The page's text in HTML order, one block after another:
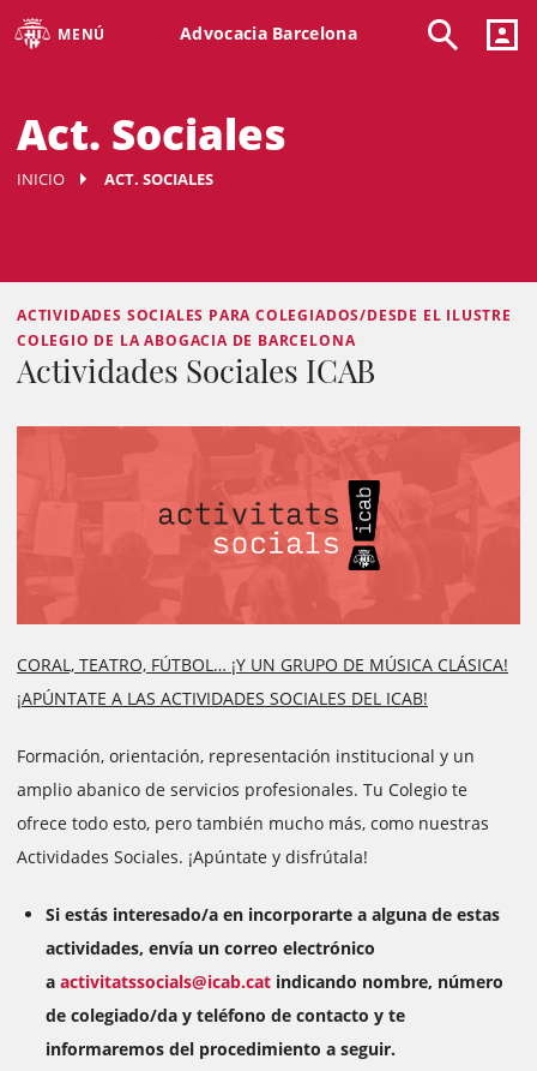
MENÚ Advocacia Barcelona
Act. Sociales
INICIO ACT. SOCIALES
ACTIVIDADES SOCIALES PARA COLEGIADOS/DESDE EL ILUSTRE
COLEGIO DE LA ABOGACIA DE BARCELONA
Actividades Sociales ICAB
CORAL, TEATRO, FÚTBOL… ¡Y UN GRUPO DE MÚSICA CLÁSICA!
¡APÚNTATE A LAS ACTIVIDADES SOCIALES DEL ICAB!
Formación, orientación, representación institucional y un
amplio abanico de servicios profesionales. Tu Colegio te
ofrece todo esto, pero también mucho más, como nuestras
Actividades Sociales. ¡Apúntate y disfrútala!
Si estás interesado/a en incorporarte a alguna de estas
actividades, envía un correo electrónico
a activitatssocials@icab.cat indicando nombre, número
de colegiado/da y teléfono de contacto y te
informaremos del procedimiento a seguir.